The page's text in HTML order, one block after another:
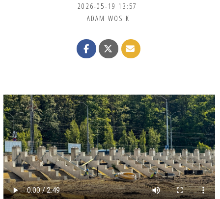
2026-05-19 13:57
ADAM WOSIK